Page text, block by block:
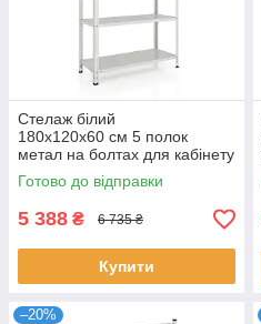
Стелаж білий
180х120х60 см 5 полок
метал на болтах для кабінету
| Стелаж для спальні
Готово до відправки
5 388 ₴ 6 735 ₴
Купити
–20%